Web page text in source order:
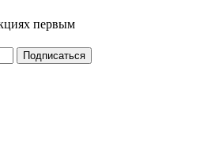
первым